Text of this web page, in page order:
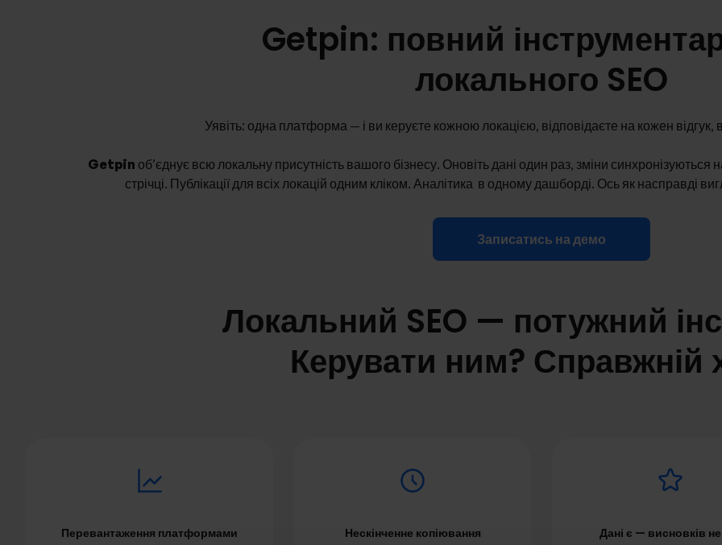
Getpin: повний
локального SEO
Уявіть: одна платформа — і ви керуєте кожною локацією, відповідаєте на кожен відгук,
Getpin об’єднує всю локальну присутність вашого бізнесу. Оновіть дані один раз, зміни синхронізуються
стрічці. Публікації для всіх локацій одним кліком. Аналітика в одному дашборді. Ось як насправді
Записатись на демо
Локальний SEO — потужний
Керувати ним? Справжній
Перевантаження платформами Нескінченне копіювання Дані є — висновків